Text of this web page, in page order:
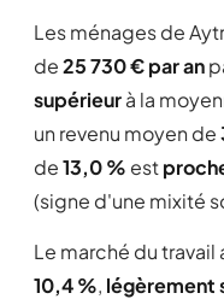
Les ménages de
de25 730 € par an
supérieurà la
un revenu moyen de
de13,0 % est
(signe d'une mixité
Le marché du
10,4 %, légèrement